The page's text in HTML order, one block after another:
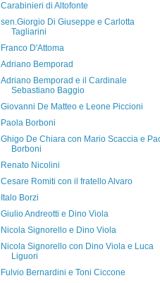
Carabinieri di Altofonte
sen.Giorgio Di Giuseppe e Carlotta
Tagliarini
Franco D'Attoma
Adriano Bemporad
Adriano Bemporad e il Cardinale
Sebastiano Baggio
Giovanni De Matteo e Leone Piccioni
Paola Borboni
Ghigo De Chiara con Mario Scaccia e
Borboni
Renato Nicolini
Cesare Romiti con il fratello Alvaro
Italo Borzi
Giulio Andreotti e Dino Viola
Nicola Signorello e Dino Viola
Nicola Signorello con Dino Viola e Luca
Liguori
Fulvio Bernardini e Toni Ciccone